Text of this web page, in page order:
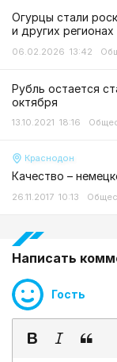
Огурцы стали
и других
06.02.2026 13:42
Рубль остается
октября
13.10.2021 18:16
Краснодон
Качество –
26.11.2017 10:13
Написать
Гость